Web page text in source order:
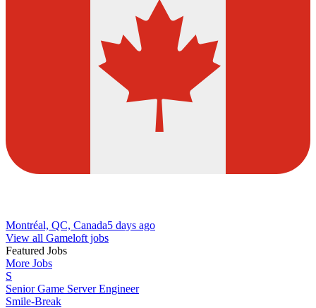
Montréal, QC, Canada5 days ago
View all Gameloft jobs
Featured Jobs
More Jobs
S
Senior Game Server Engineer
Smile-Break